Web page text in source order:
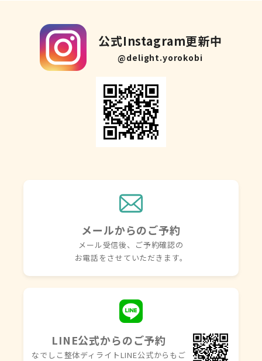
公式Instagram更新中
@delight.yorokobi
メールからのご予約
メール受信後、ご予約確認の
お電話をさせていただきます。
LINE公式からのご予約
なでしこ整体ディライトLINE公式からもご